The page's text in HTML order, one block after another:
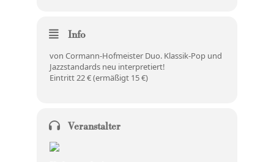
Info
von Cormann-Hofmeister Duo. Klassik-Pop und
Jazzstandards neu interpretiert!
Eintritt 22 € (ermäßigt 15 €)
Veranstalter